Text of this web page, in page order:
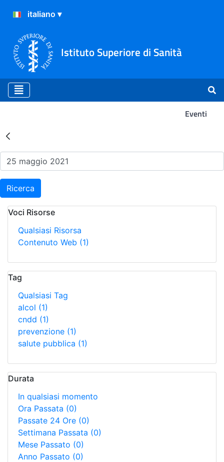
Istituto Superiore di Sanità
Eventi
Risultati della Ricerca -
Ricerca
Voci Risorse
Qualsiasi Risorsa
Contenuto Web (1)
Tag
Qualsiasi Tag
alcol (1)
cndd (1)
prevenzione (1)
salute pubblica (1)
Durata
In qualsiasi momento
Ora Passata (0)
Passate 24 Ore (0)
Settimana Passata (0)
Mese Passato (0)
Anno Passato (0)